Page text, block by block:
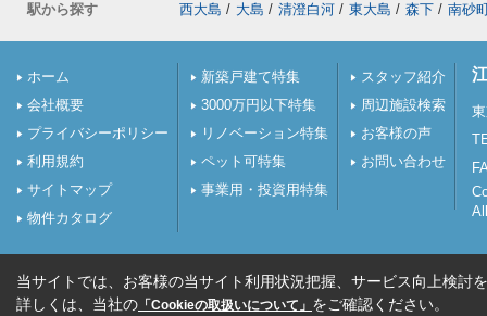
駅から探す
西大島 / 大島 / 清澄白河 / 東大島 / 森下 / 南砂
ホーム
会社概要
プライバシーポリシー
利用規約
サイトマップ
物件カタログ
新築戸建て特集
3000万円以下特集
リノベーション特集
ペット可特集
事業用・投資用特集
スタッフ紹介
周辺施設検索
お客様の声
お問い合わせ
当サイトでは、お客様の当サイト利用状況把握、サービス向上検討
詳しくは、当社の 「Cookieの取扱いについて」 をご確認ください。